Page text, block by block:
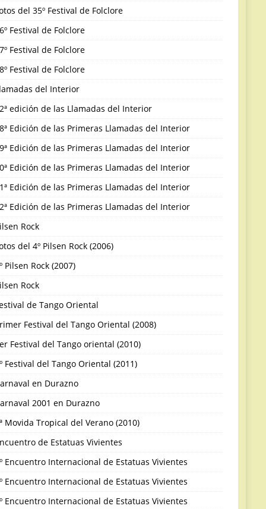
del 35º Festival de Folclore
Festival de Folclore
Festival de Folclore
Festival de Folclore
del Interior
edición de las Llamadas del Interior
Edición de las Primeras Llamadas del Interior
Edición de las Primeras Llamadas del Interior
Edición de las Primeras Llamadas del Interior
Edición de las Primeras Llamadas del Interior
Edición de las Primeras Llamadas del Interior
Rock
del 4º Pilsen Rock (2006)
Pilsen Rock (2007)
Rock
de Tango Oriental
Festival del Tango Oriental (2008)
Festival del Tango oriental (2010)
Festival del Tango Oriental (2011)
en Durazno
2001 en Durazno
Movida Tropical del Verano (2010)
de Estatuas Vivientes
Encuentro Internacional de Estatuas Vivientes
Encuentro Internacional de Estatuas Vivientes
Encuentro Internacional de Estatuas Vivientes